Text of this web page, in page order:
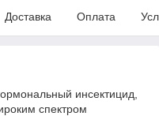
Доставка Оплата
инсектицид,
спектром